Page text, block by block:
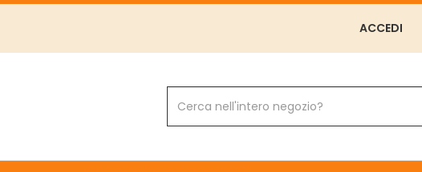
ACCEDI
Prodotto